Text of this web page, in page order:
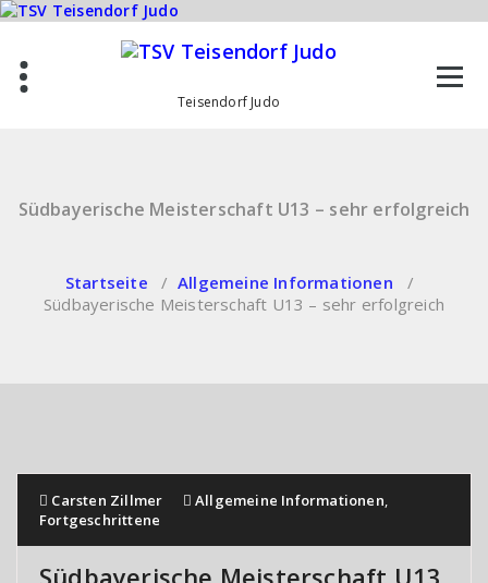
Zum
Teisendorf Judo
Südbayerische Meisterschaft U13 – sehr erfolgreich
Startseite /Allgemeine Informationen /
Südbayerische Meisterschaft U13 – sehr erfolgreich
Carsten Zillmer Allgemeine Informationen,
Fortgeschrittene